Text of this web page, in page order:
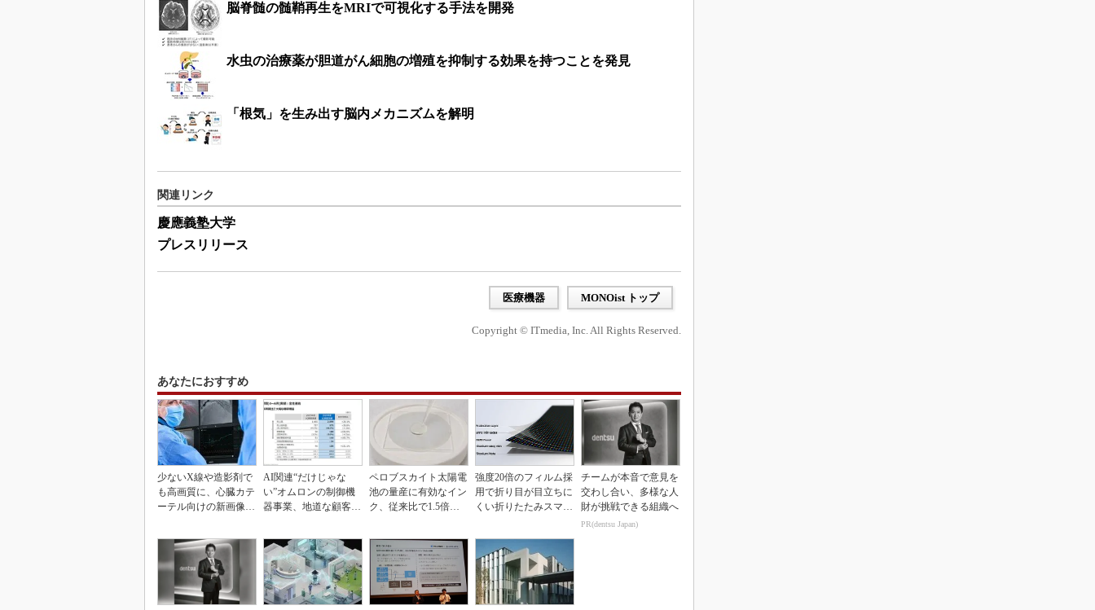
脳脊髄の髄鞘再生をMRIで可視化する手法を開発
水虫の治療薬が胆道がん細胞の増殖を抑制する効果を持つことを発見
「根気」を生み出す脳内メカニズムを解明
関連リンク
慶應義塾大学
プレスリリース
医療機器 MONOist トップ
Copyright © ITmedia, Inc. All Rights Reserved.
あなたにおすすめ
少ないX線や造影剤で
も高画質に、心臓カテ
ーテル向けの新画像技
AI関連“だけじゃな
い”オムロンの制御機
器事業、地道な顧客基
ペロブスカイト太陽電
池の量産に有効なイン
ク、従来比で1.5倍の
強度20倍のフィルム採
用で折り目が目立ちに
くい折りたたみスマホ
チームが本音で意見を
交わし合い、多様な人
財が挑戦できる組織へ
PR(dentsu Japan)